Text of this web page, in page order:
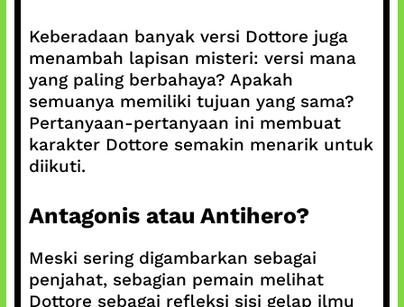
Keberadaan banyak versi Dottore juga
menambah lapisan misteri: versi mana
yang paling berbahaya? Apakah
semuanya memiliki tujuan yang sama?
Pertanyaan-pertanyaan ini membuat
karakter Dottore semakin menarik untuk
diikuti.
Antagonis atau Antihero?
Meski sering digambarkan sebagai
penjahat, sebagian pemain melihat
Dottore sebagai refleksi sisi gelap ilmu